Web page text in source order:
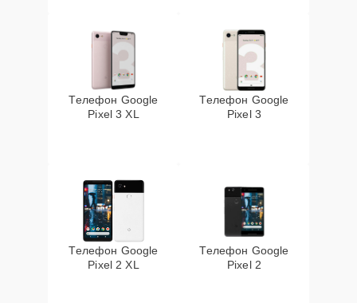
Телефон Google
Pixel 3 XL
Телефон Google
Pixel 3
Телефон Google
Pixel 2 XL
Телефон Google
Pixel 2